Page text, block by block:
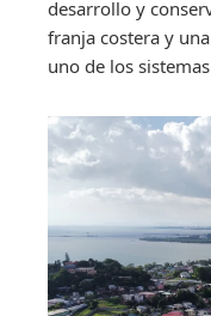
desarrollo y
franja costera y
uno de los